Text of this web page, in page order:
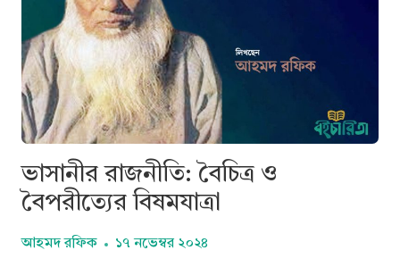
ভাসানীর রাজনীতি: বৈচিত্র ও
বৈপরীত্যের বিষমযাত্রা
আহমদ রফিক ১৭ নভেম্বর ২০২৪